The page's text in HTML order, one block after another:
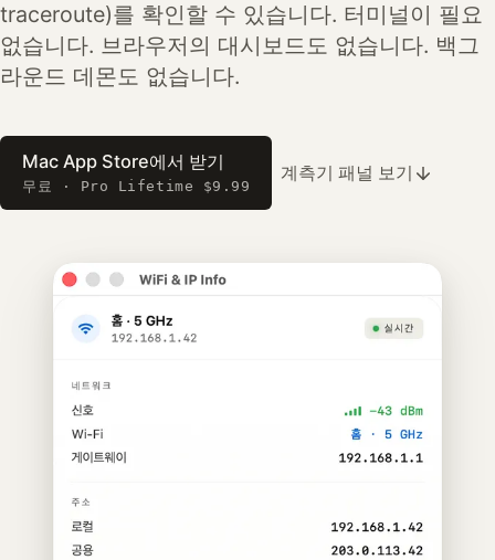
traceroute)를 확인할 수 있습니다. 터미널이 필요
없습니다. 브라우저의 대시보드도 없습니다. 백그
라운드 데몬도 없습니다.
Mac App Store에서 받기
무료 · Pro Lifetime $9.99
계측기 패널 보기